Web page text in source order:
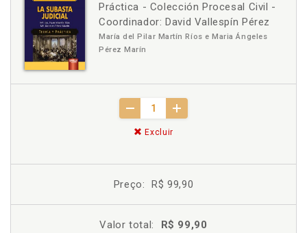
Práctica - Colección Procesal Civil -
Coordinador: David Vallespín Pérez
María del Pilar Martín Ríos e Maria Ángeles
Pérez Marín
Excluir
Preço: R$ 99,90
Valor total: R$ 99,90